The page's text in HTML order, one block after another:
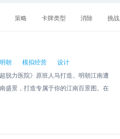
策略 卡牌类型 消除 挑战
明朝 模拟经营
设计
脱力医院》原班人马打造。明朝江南遭
盛景，打造专属于你的江南百景图。在
师，描绘蓝图、兴造建筑、规划布局，